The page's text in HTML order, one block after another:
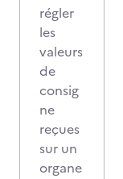
régler
les
valeurs
de
consig
ne
reçues
sur un
organe